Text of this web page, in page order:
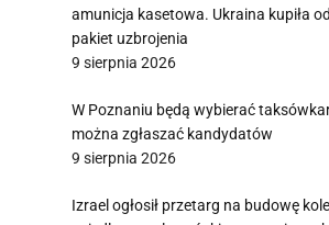
amunicja kasetowa. Ukraina kupiła
pakiet uzbrojenia
9 sierpnia 2026
W Poznaniu będą wybierać
można zgłaszać kandydatów
9 sierpnia 2026
Izrael ogłosił przetarg na budowę